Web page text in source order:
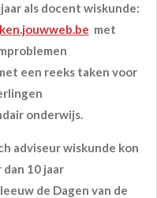
als docent wiskunde:
met
een reeks taken voor
onderwijs.
adviseur wiskunde kon
10 jaar
de Dagen van de